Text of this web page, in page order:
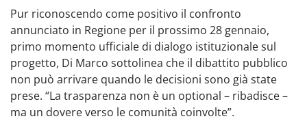
Pur riconoscendo come positivo il confronto
annunciato in Regione per il prossimo 28 gennaio,
primo momento ufficiale di dialogo istituzionale sul
progetto, Di Marco sottolinea che il dibattito pubblico
non può arrivare quando le decisioni sono già state
prese. “La trasparenza non è un optional – ribadisce –
ma un dovere verso le comunità coinvolte”.